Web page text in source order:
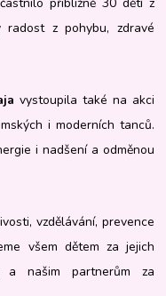
z pohybu, zdravé
vystoupila také na akci
i moderních tanců.
i nadšení a odměnou
vzdělávání, prevence
všem dětem za jejich
a našim partnerům za